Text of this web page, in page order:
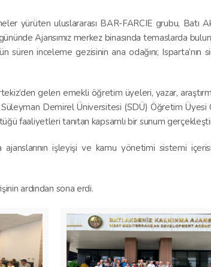
yürüten uluslararası BAR-FARCIE grubu,
Ajansımız merkez binasında temaslarda
inceleme gezisinin ana odağını;
gelen emekli öğretim üyeleri, yazar,
Demirel Üniversitesi (SDÜ) Öğretim Üyesi
faaliyetleri tanıtan kapsamlı bir sunum
ajanslarının işleyişi ve kamu yönetimi sistemi
ardından sona erdi.